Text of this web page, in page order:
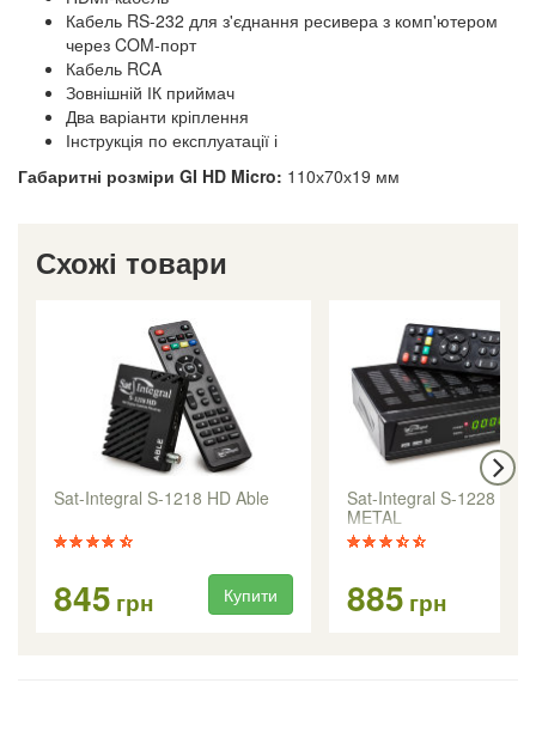
Кабель RS-232 для з'єднання ресивера з комп'ютером
через COM-порт
Кабель RCA
Зовнішній ІК приймач
Два варіанти кріплення
Інструкція по експлуатації і
Габаритні розміри GI HD Micro: 110х70х19 мм
Схожі товари
Sat-Integral S-1218 HD Able
845 грн Купити
Sat-Integral S-1228 HD
METAL
885 грн